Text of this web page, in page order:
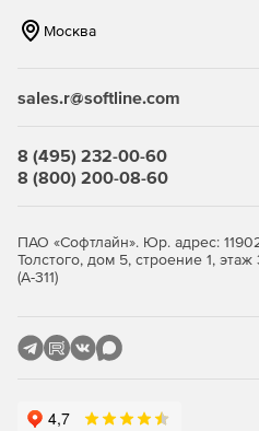
платформы «Интеллект».
безопасности дорожного
нарушения правил
информацию для анализа
«Face-Интеллект» –
скопления людей, важных
производить поиск
самообслуживания и
Москва
sales.r@softline.com
8 (495) 232-00-60
8 (800) 200-08-60
ПАО «Софтлайн». Юр. адрес:
Толстого, дом 5, строение 1,
(А-311)